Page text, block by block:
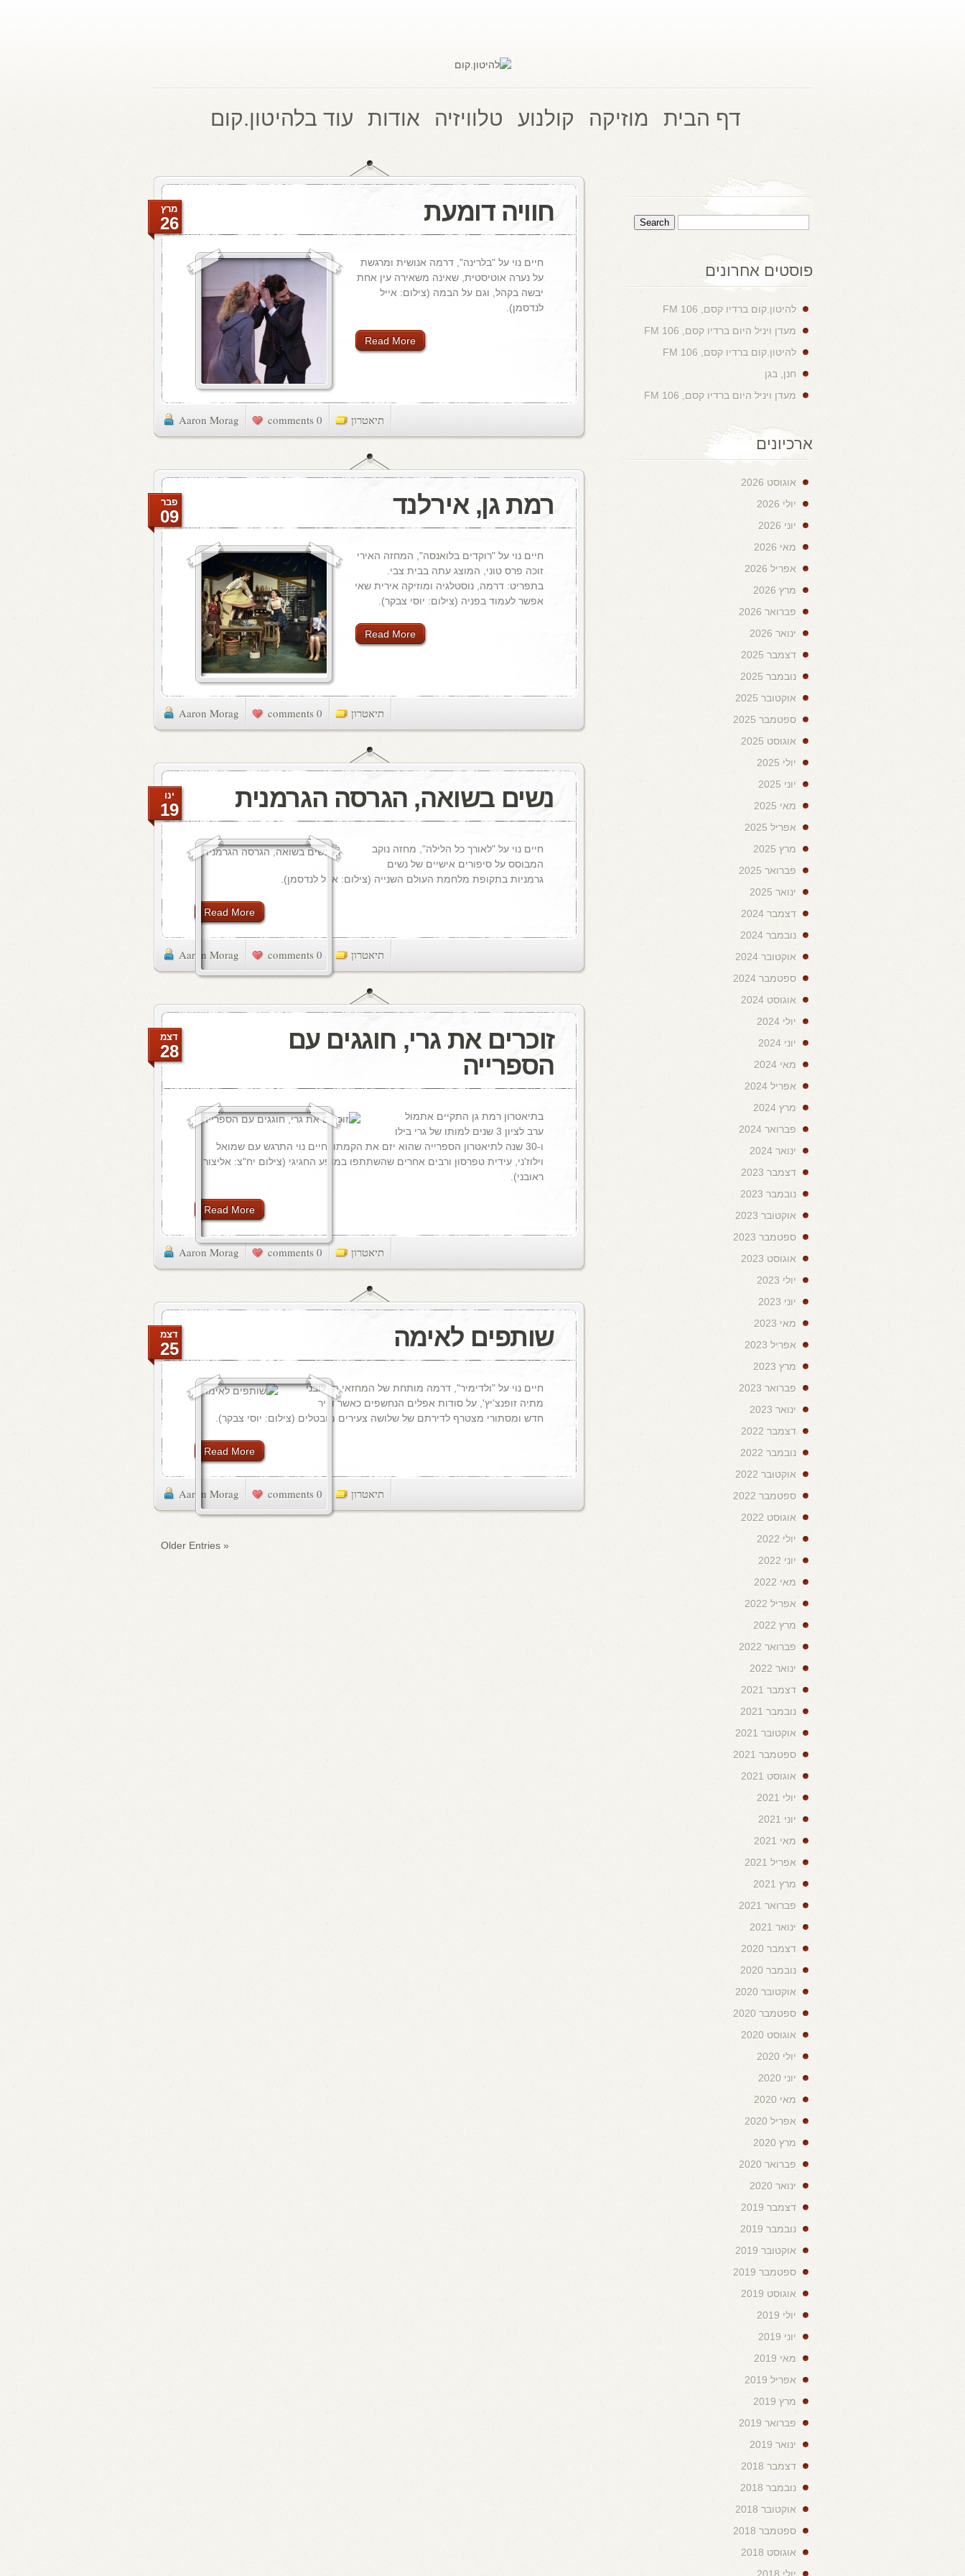
דף הבית מוזיקה קולנוע טלוויזיה אודות עוד בלהיטון.קום
חוויה דומעת מרץ
26
חיים נוי על "בלרינה", דרמה אנושית ומרגשת
על נערה אוטיסטית, שאינה משאירה עין אחת
יבשה בקהל, וגם על הבמה (צילום: אייל
לנדסמן).
Read More
Aaron Morag 0 comments תיאטרון
רמת גן, אירלנד פבר
09
חיים נוי על "רוקדים בלואנסה", המחזה האירי
זוכה פרס טוני, המוצג עתה בבית צבי.
בתפריט: דרמה, נוסטלגיה ומוזיקה אירית שאי
אפשר לעמוד בפניה (צילום: יוסי צבקר).
Read More
Aaron Morag 0 comments תיאטרון
נשים בשואה, הגרסה הגרמנית ינו
19
חיים נוי על "לאורך כל הלילה", מחזה נוקב
המבוסס על סיפורים אישיים של נשים
גרמניות בתקופת מלחמת העולם השנייה (צילום: אייל לנדסמן).
Read More
Aaron Morag 0 comments תיאטרון
זוכרים את גרי, חוגגים עם
הספרייה
דצמ
28
בתיאטרון רמת גן התקיים אתמול
ערב לציון 3 שנים למותו של גרי בילו
ו-30 שנה לתיאטרון הספרייה שהוא יזם את הקמתו. חיים נוי התרגש עם שמואל
וילוז'ני, עידית טפרסון ורבים אחרים שהשתתפו במופע החגיגי (צילום יח"צ: אליצור
ראובני).
Read More
Aaron Morag 0 comments תיאטרון
שותפים לאימה דצמ
25
חיים נוי על "ולדימיר", דרמה מותחת של המחזאי הסלובני
מתיה זופנצ'יץ', על סודות אפלים הנחשפים כאשר דייר
חדש ומסתורי מצטרף לדירתם של שלושה צעירים מובטלים (צילום: יוסי צבקר).
Read More
Aaron Morag 0 comments תיאטרון
« Older Entries
פוסטים אחרונים
להיטון.קום ברדיו קסם, 106 FM
מעדן ויניל היום ברדיו קסם, 106 FM
להיטון.קום ברדיו קסם, 106 FM
חנן, בגן
מעדן ויניל היום ברדיו קסם, 106 FM
ארכיונים
אוגוסט 2026
יולי 2026
יוני 2026
מאי 2026
אפריל 2026
מרץ 2026
פברואר 2026
ינואר 2026
דצמבר 2025
נובמבר 2025
אוקטובר 2025
ספטמבר 2025
אוגוסט 2025
יולי 2025
יוני 2025
מאי 2025
אפריל 2025
מרץ 2025
פברואר 2025
ינואר 2025
דצמבר 2024
נובמבר 2024
אוקטובר 2024
ספטמבר 2024
אוגוסט 2024
יולי 2024
יוני 2024
מאי 2024
אפריל 2024
מרץ 2024
פברואר 2024
ינואר 2024
דצמבר 2023
נובמבר 2023
אוקטובר 2023
ספטמבר 2023
אוגוסט 2023
יולי 2023
יוני 2023
מאי 2023
אפריל 2023
מרץ 2023
פברואר 2023
ינואר 2023
דצמבר 2022
נובמבר 2022
אוקטובר 2022
ספטמבר 2022
אוגוסט 2022
יולי 2022
יוני 2022
מאי 2022
אפריל 2022
מרץ 2022
פברואר 2022
ינואר 2022
דצמבר 2021
נובמבר 2021
אוקטובר 2021
ספטמבר 2021
אוגוסט 2021
יולי 2021
יוני 2021
מאי 2021
אפריל 2021
מרץ 2021
פברואר 2021
ינואר 2021
דצמבר 2020
נובמבר 2020
אוקטובר 2020
ספטמבר 2020
אוגוסט 2020
יולי 2020
יוני 2020
מאי 2020
אפריל 2020
מרץ 2020
פברואר 2020
ינואר 2020
דצמבר 2019
נובמבר 2019
אוקטובר 2019
ספטמבר 2019
אוגוסט 2019
יולי 2019
יוני 2019
מאי 2019
אפריל 2019
מרץ 2019
פברואר 2019
ינואר 2019
דצמבר 2018
נובמבר 2018
אוקטובר 2018
ספטמבר 2018
אוגוסט 2018